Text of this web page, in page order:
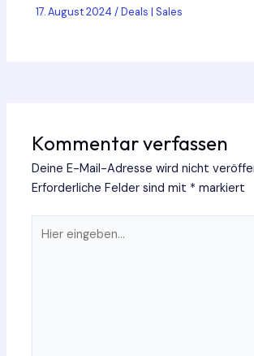
17. August 2024/Deals | Sales
Kommentar verfassen
Deine E-Mail-Adresse wird nicht
Erforderliche Felder sind mit * markiert
eingeben…